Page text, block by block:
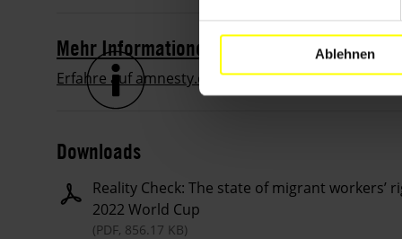
Ablehnen
Mehr Informationen auf amnesty.org
Erfahre auf amnesty.org mehr über die Situation
Downloads
Reality Check: The state of migrant
2022 World Cup
(PDF, 856.17 KB)